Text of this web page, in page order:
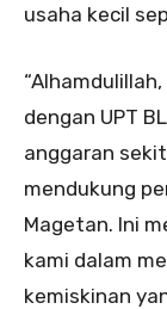
usaha kecil
dengan UPT
anggaran
mendukung
Magetan. Ini
kami dalam
kemiskinan